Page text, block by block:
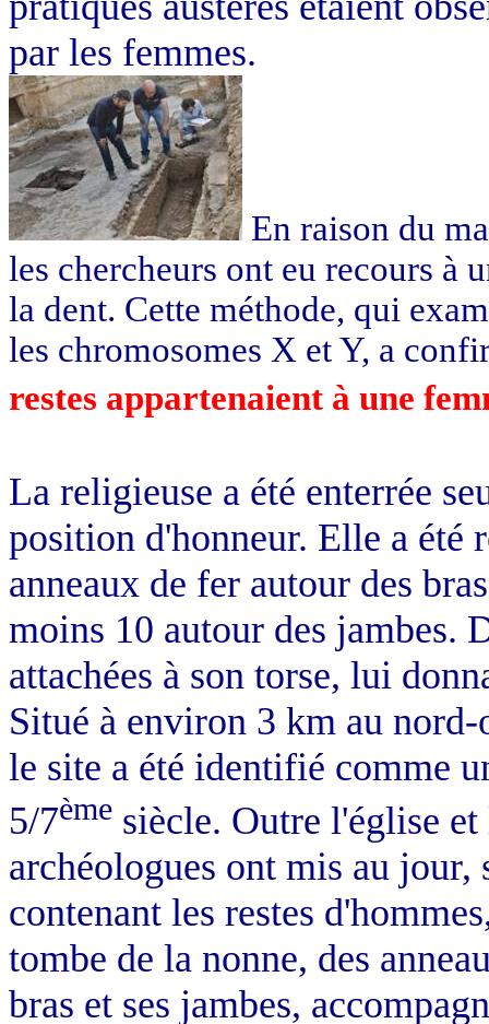
par les femmes.
En raison du
les chercheurs ont eu recours à
la dent. Cette méthode, qui
les chromosomes X et Y, a
restes appartenaient à une
La religieuse a été enterrée
position d'honneur. Elle a été
anneaux de fer autour des
moins 10 autour des jambes.
attachées à son torse, lui
Situé à environ 3 km au
le site a été identifié comme
5/7ème siècle. Outre l'église
archéologues ont mis au jour,
contenant les restes
tombe de la nonne, des
bras et ses jambes,